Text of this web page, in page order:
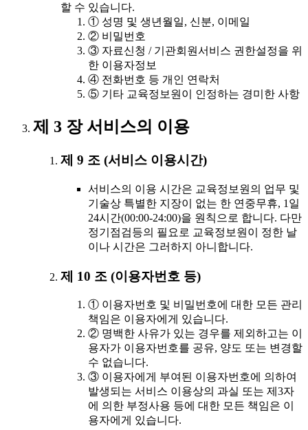
할 수 있습니다.
① 성명 및 생년월일, 신분, 이메일
② 비밀번호
③ 자료신청 / 기관회원서비스 권한설정을 위
한 이용자정보
④ 전화번호 등 개인 연락처
⑤ 기타 교육정보원이 인정하는 경미한 사항
제 3 장 서비스의 이용
제 9 조 (서비스 이용시간)
서비스의 이용 시간은 교육정보원의 업무 및
기술상 특별한 지장이 없는 한 연중무휴, 1일
24시간(00:00-24:00)을 원칙으로 합니다. 다만
정기점검등의 필요로 교육정보원이 정한 날
이나 시간은 그러하지 아니합니다.
제 10 조 (이용자번호 등)
① 이용자번호 및 비밀번호에 대한 모든 관리
책임은 이용자에게 있습니다.
② 명백한 사유가 있는 경우를 제외하고는 이
용자가 이용자번호를 공유, 양도 또는 변경할
수 없습니다.
③ 이용자에게 부여된 이용자번호에 의하여
발생되는 서비스 이용상의 과실 또는 제3자
에 의한 부정사용 등에 대한 모든 책임은 이
용자에게 있습니다.